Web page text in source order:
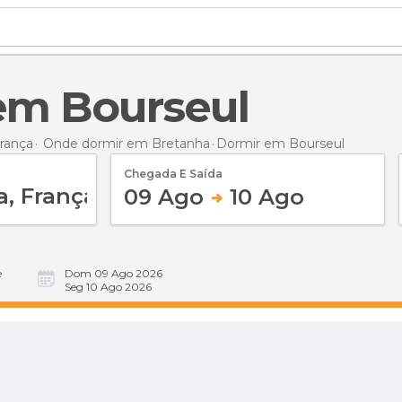
Bourseul
Onde dormir em Bretanha Dormir em Bourseul
Chegada E Saída
09 Ago 10 Ago
Dom 09 Ago 2026
Seg 10 Ago 2026